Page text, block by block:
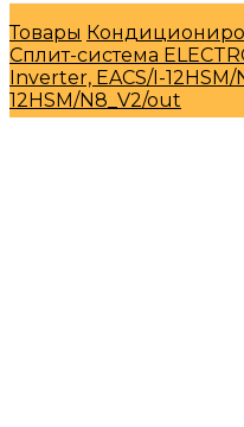
Товары
Сплит-система
Inverter, EACS/I-12HSM/
12HSM/N8_V2/out